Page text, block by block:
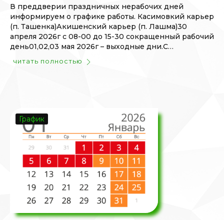
В преддверии праздничных нерабочих дней
информируем о графике работы. Касимовкий карьер
(п. Ташенка)Акишенский карьер (п. Лашма)30
апреля 2026г с 08-00 до 15-30 сокращенный рабочий
день01,02,03 мая 2026г – выходные дни.С…
читать полностью
График